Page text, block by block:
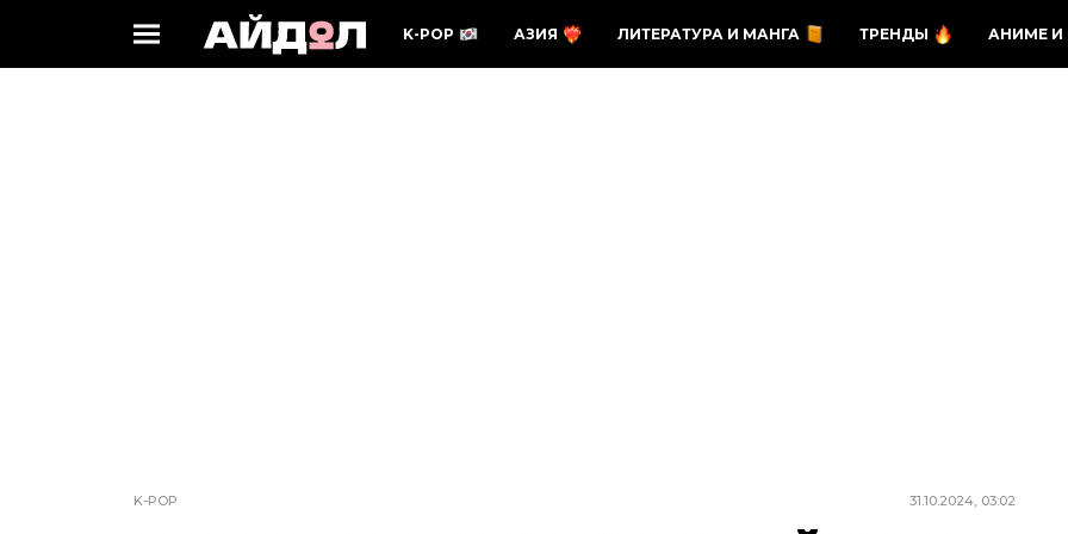
K-POP АЗИЯ ЛИТЕРАТУРА И МАНГА ТРЕНДЫ АНИМЕ И
K-POP 31.10.2024, 03:02